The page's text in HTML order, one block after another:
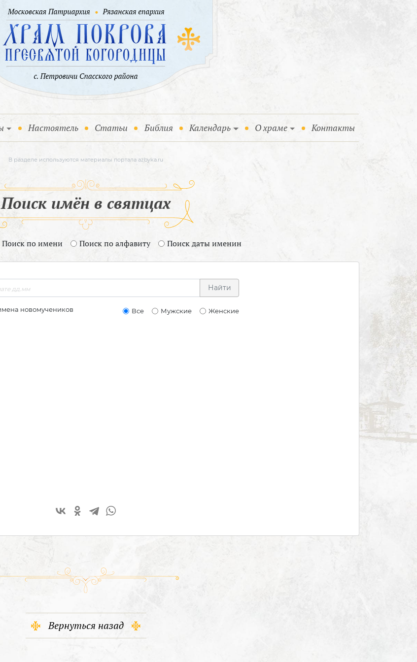
Настоятель Статьи Библия Календарь О храме Контакты
В разделе используются материалы портала azbyka.ru
Поиск имён в святцах
Поиск по имени Поиск по алфавиту Поиск даты именин
Найти
новомучеников Все Мужские Женские
Вернуться назад